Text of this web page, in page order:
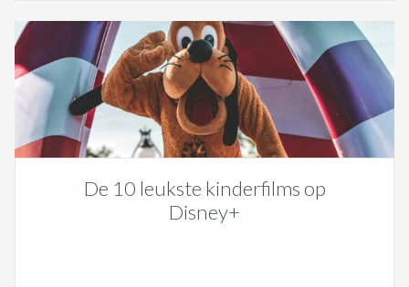
De 10 leukste kinderfilms op
Disney+